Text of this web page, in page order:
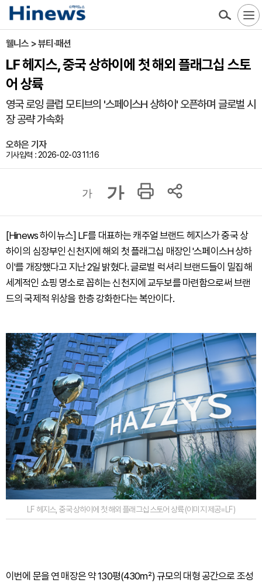
웰니스 > 뷰티·패션
LF 헤지스, 중국 상하이에 첫 해외 플래그십 스토
어 상륙
영국 로잉 클럽 모티브의 '스페이스H 상하이' 오픈하며 글로벌 시
장 공략 가속화
오하은 기자
기사입력 : 2026-02-03 11:16
가 가
[Hinews 하이뉴스] LF를 대표하는 캐주얼 브랜드 헤지스가 중국 상
하이의 심장부인 신천지에 해외 첫 플래그십 매장인 '스페이스H 상하
이'를 개장했다고 지난 2일 밝혔다. 글로벌 럭셔리 브랜드들이 밀집해
세계적인 쇼핑 명소로 꼽히는 신천지에 교두보를 마련함으로써 브랜
드의 국제적 위상을 한층 강화한다는 복안이다.
LF 헤지스, 중국 상하이에 첫 해외 플래그십 스토어 상륙 (이미지 제공=LF)
이번에 문을 연 매장은 약 130평(430㎡) 규모의 대형 공간으로 조성